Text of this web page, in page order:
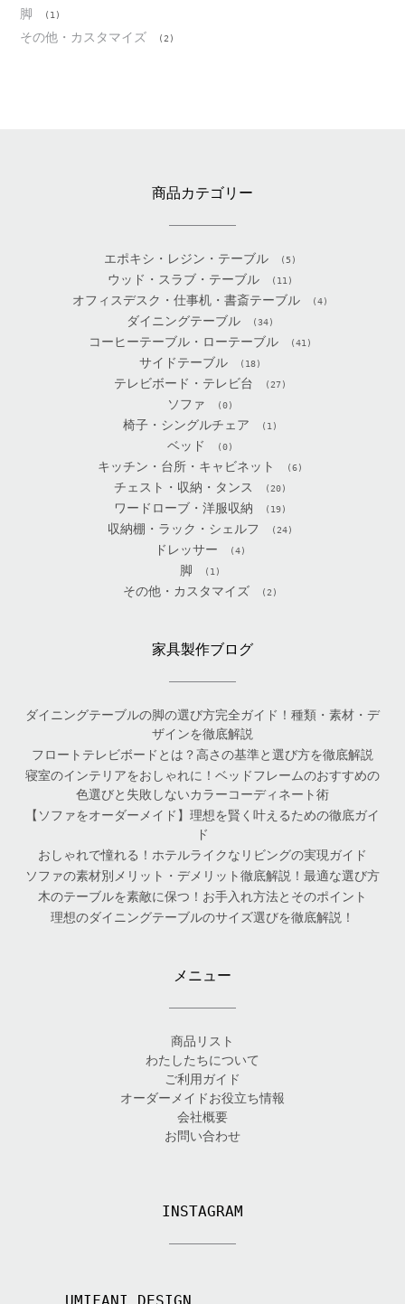
脚 (1)
その他・カスタマイズ (2)
商品カテゴリー
エポキシ・レジン・テーブル (5)
ウッド・スラブ・テーブル (11)
オフィスデスク・仕事机・書斎テーブル (4)
ダイニングテーブル (34)
コーヒーテーブル・ローテーブル (41)
サイドテーブル (18)
テレビボード・テレビ台 (27)
ソファ (0)
椅子・シングルチェア (1)
ベッド (0)
キッチン・台所・キャビネット (6)
チェスト・収納・タンス (20)
ワードローブ・洋服収納 (19)
収納棚・ラック・シェルフ (24)
ドレッサー (4)
脚 (1)
その他・カスタマイズ (2)
家具製作ブログ
ダイニングテーブルの脚の選び方完全ガイド！種類・素材・デ
ザインを徹底解説
フロートテレビボードとは？高さの基準と選び方を徹底解説
寝室のインテリアをおしゃれに！ベッドフレームのおすすめの
色選びと失敗しないカラーコーディネート術
【ソファをオーダーメイド】理想を賢く叶えるための徹底ガイ
ド
おしゃれで憧れる！ホテルライクなリビングの実現ガイド
ソファの素材別メリット・デメリット徹底解説！最適な選び方
木のテーブルを素敵に保つ！お手入れ方法とそのポイント
理想のダイニングテーブルのサイズ選びを徹底解説！
メニュー
商品リスト
わたしたちについて
ご利用ガイド
オーダーメイドお役立ち情報
会社概要
お問い合わせ
INSTAGRAM